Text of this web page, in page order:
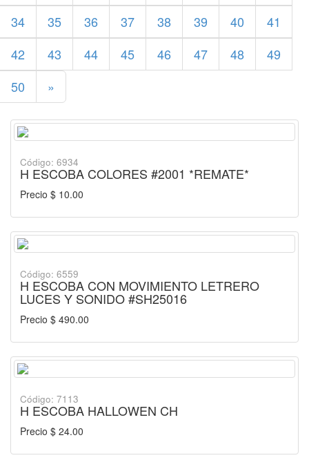
34
35 36 37 38 39 40
41
42
43 44 45 46 47 48
49
50
»
Código: 6934
H ESCOBA COLORES #2001 *REMATE*
Precio $ 10.00
Código: 6559
H ESCOBA CON MOVIMIENTO LETRERO
LUCES Y SONIDO #SH25016
Precio $ 490.00
Código: 7113
H ESCOBA HALLOWEN CH
Precio $ 24.00